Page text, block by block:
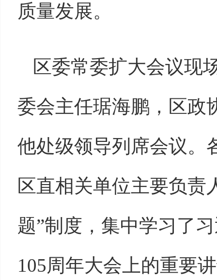
质量发展。
区委常委扩大会议现
委会主任琚海鹏，区政
他处级领导列席会议。
区直相关单位主要负责
题”制度，集中学习了
105周年大会上的重要